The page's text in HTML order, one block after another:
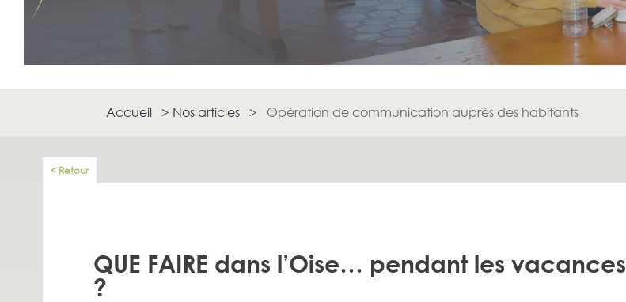
Accueil > Nos articles > Opération de communication auprès des habitants
Retour
QUE FAIRE dans l’Oise… pendant les vacances
?